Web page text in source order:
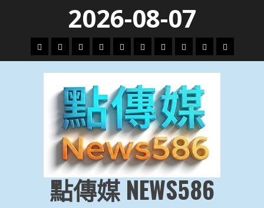
content
2026-08-07
頭
條
財
經
地
方.
會
文
教.
技
專
題
娛
樂
劇
政
治
國
際
運
動
生
活
點傳媒 NEWS586